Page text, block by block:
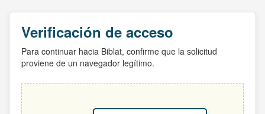
Verificación de acceso
Para continuar hacia Biblat, confirme que la solicitud
proviene de un navegador legítimo.